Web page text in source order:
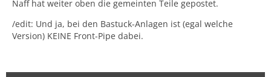
Naff hat weiter oben die gemeinten Teile gepostet.
/edit: Und ja, bei den Bastuck-Anlagen ist (egal welche
Version) KEINE Front-Pipe dabei.